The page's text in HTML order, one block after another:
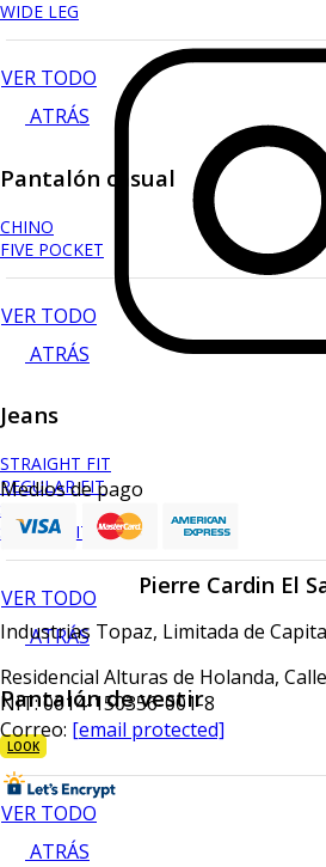
WIDE LEG
VER TODO
ATRÁS
Pantalón casual
CHINO
FIVE POCKET
VER TODO
ATRÁS
Jeans
STRAIGHT FIT
REGULAR FIT
SKINNY FIT
VER TODO
ATRÁS
Pantalón de vestir
LOOK
VER TODO
ATRÁS
Medios de pago
Pierre Cardin El
Industrias Topaz, Limitada de
Residencial Alturas de Holanda,
NIT: 0614-150356-001-8
Correo: [email protected]